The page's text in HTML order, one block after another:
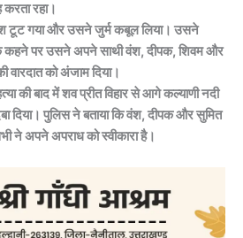
रहा।
टूट गया और उसने जुर्म कबूल लिया। उसने
के कहने पर उसने अपने साथी वंश, दीपक, शिवम और
वारदात को अंजाम दिया।
की बाद में शव प्रीत विहार से आगे कल्याणी नदी
दिया। पुलिस ने बताया कि वंश, दीपक और सुमित
ने अपने अपराध को स्वीकारा है।